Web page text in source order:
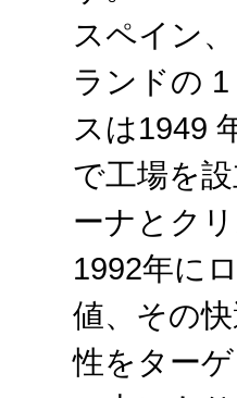
スペイン
ランドの
スは1949
で工場を
ーナとク
1992年に
値、その
性をター